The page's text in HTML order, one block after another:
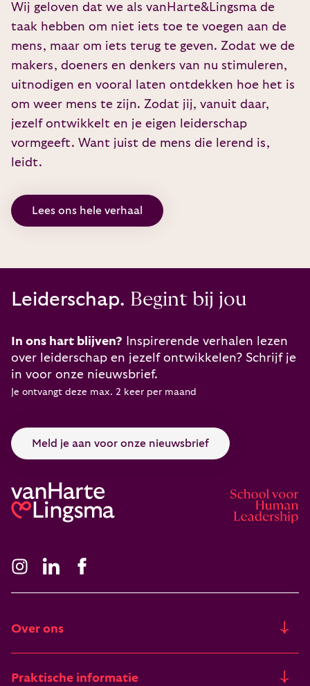
Wij geloven dat we als vanHarte&Lingsma de
taak hebben om niet iets toe te voegen aan de
mens, maar om iets terug te geven. Zodat we de
makers, doeners en denkers van nu stimuleren,
uitnodigen en vooral laten ontdekken hoe het is
om weer mens te zijn. Zodat jij, vanuit daar,
jezelf ontwikkelt en je eigen leiderschap
vormgeeft. Want juist de mens die lerend is,
leidt.
Lees ons hele verhaal
Leiderschap. Begint bij jou
In ons hart blijven? Inspirerende verhalen lezen
over leiderschap en jezelf ontwikkelen? Schrijf je
in voor onze nieuwsbrief.
Je ontvangt deze max. 2 keer per maand
Meld je aan voor onze nieuwsbrief
Over ons
Praktische informatie